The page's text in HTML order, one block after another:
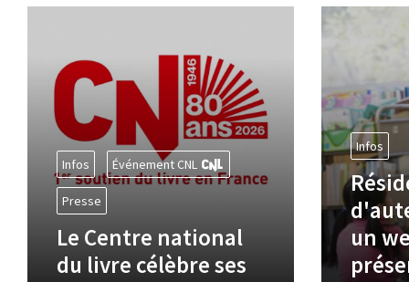
Infos Événement CNL
Presse
Le Centre national
du livre célèbre ses
Infos
un